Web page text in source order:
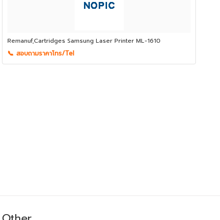
Remanuf,Cartridges Samsung Laser Printer ML-1610
📞 สอบถามราคาโทร/Tel